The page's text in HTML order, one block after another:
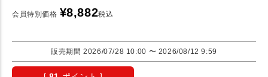
会員特別価格 ¥8,882税込
販売期間 2026/07/28 10:00 〜 2026/08/12 9:59